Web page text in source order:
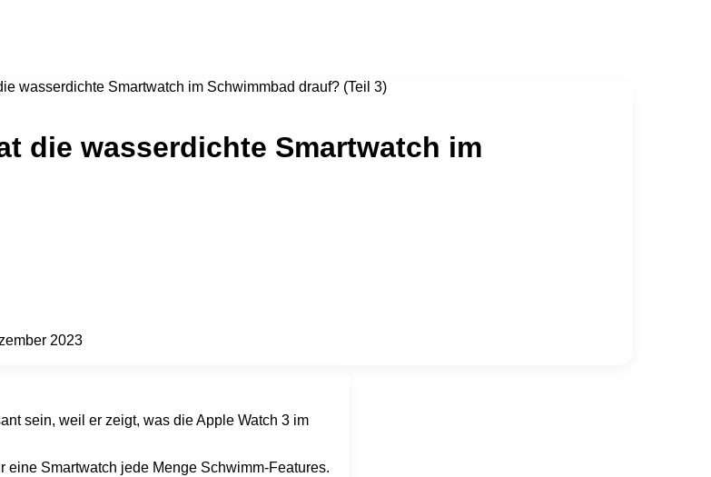
wasserdichte Smartwatch im Schwimmbad drauf? (Teil 3)
die wasserdichte Smartwatch im
2023
sein, weil er zeigt, was die Apple Watch 3 im
eine Smartwatch jede Menge Schwimm-Features.